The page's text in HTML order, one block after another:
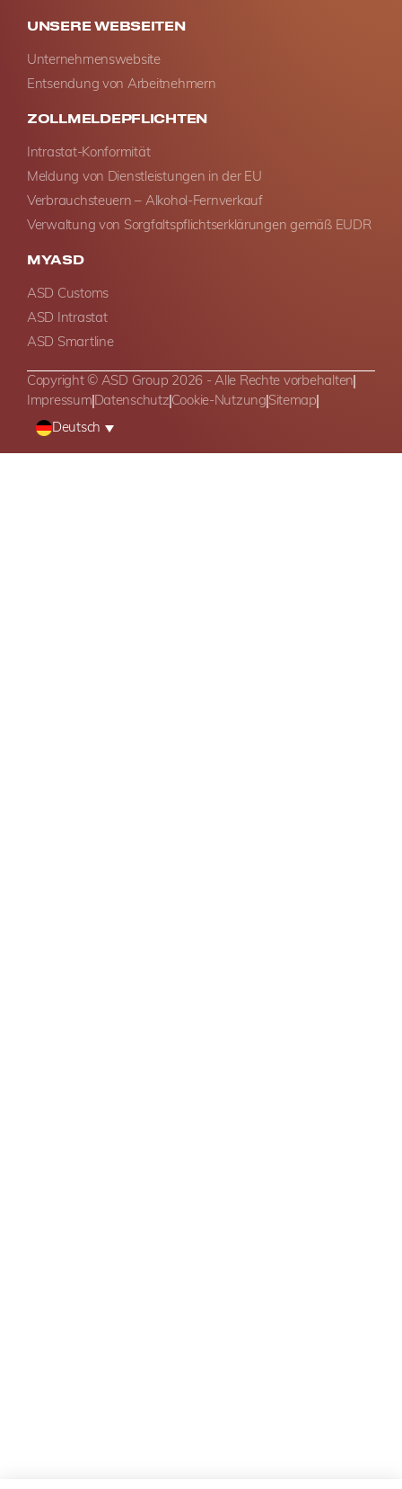
UNSERE WEBSEITEN
Unternehmenswebsite
Entsendung von Arbeitnehmern
ZOLLMELDEPFLICHTEN
Intrastat-Konformität
Meldung von Dienstleistungen in der EU
Verbrauchsteuern – Alkohol-Fernverkauf
Verwaltung von Sorgfaltspflichtserklärungen gemäß EUDR
MYASD
ASD Customs
ASD Intrastat
ASD Smartline
Copyright © ASD Group 2026 - Alle Rechte vorbehalten
Impressum Datenschutz Cookie-Nutzung Sitemap
Deutsch